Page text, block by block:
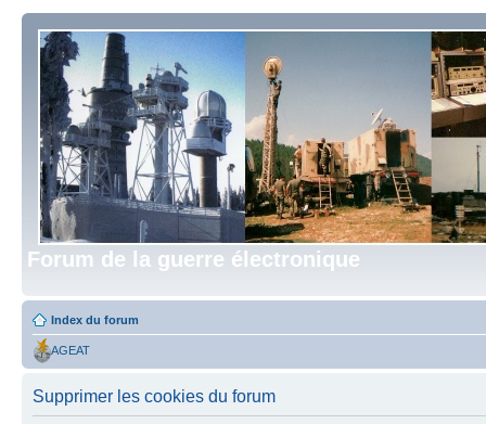
Forum de la guerre électronique
Index du forum
AGEAT
Supprimer les cookies du forum